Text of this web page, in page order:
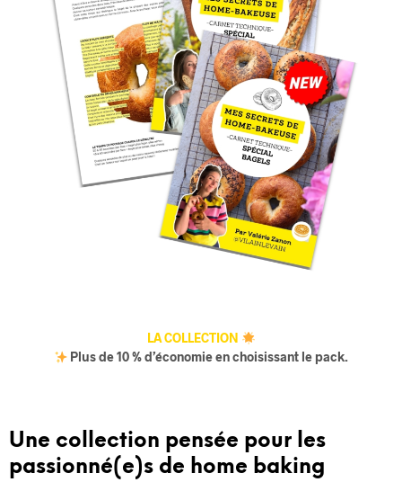
LA COLLECTION
Plus de 10 % d’économie en choisissant le pack.
Une collection pensée pour les
passionné(e)s de home baking